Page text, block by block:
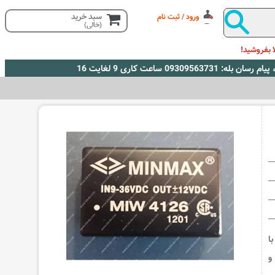
ورود / ثبت نام سبد خرید
(خالی)
بفروشید!
آی سی MIW4126 یک مبدل DC به DC با
ولت و